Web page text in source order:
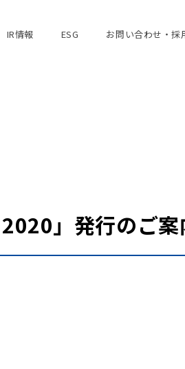
IR情報 ESG お問い合わせ・採
」発行のご案